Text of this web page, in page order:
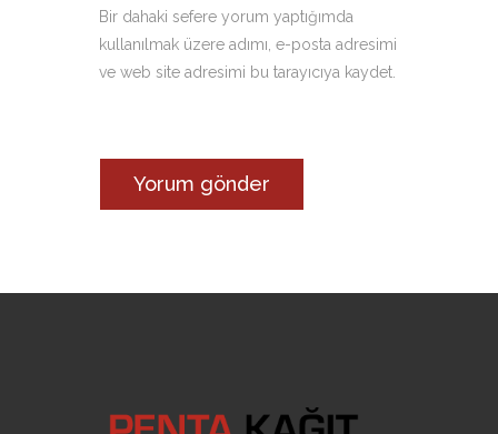
Bir dahaki sefere yorum yaptığımda
kullanılmak üzere adımı, e-posta adresimi
ve web site adresimi bu tarayıcıya kaydet.